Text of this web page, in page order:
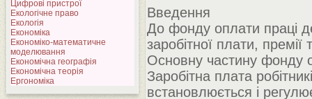
Цифрові пристрої
Екологічне право
Екологія
Економіка
Економіко-математичне
моделювання
Економічна географія
Економічна теорія
Ергономіка
Введення
До фонду оплати праці
заробітної плати,
Основну частину фонду
Заробітна плата
встановлюється і